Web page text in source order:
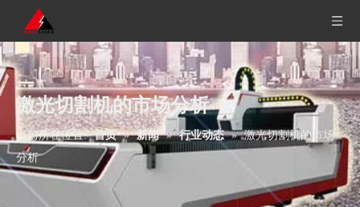
激光切割机的市场分析
当前所在位置: 首页 » 新闻 » 行业动态 » 激光切割机的市场
分析